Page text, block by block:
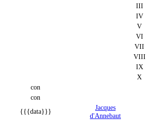
III
IV
V
VI
VII
VIII
IX
X
con
con
{{{data}}}
Jacques
d'Annebaut